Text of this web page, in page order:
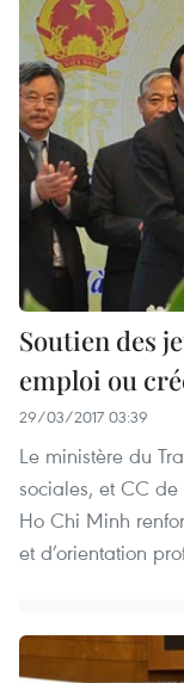
Soutien des
emploi ou
29/03/2017 03:39
Le ministère du
sociales, et CC
Ho Chi Minh
et d’orientation